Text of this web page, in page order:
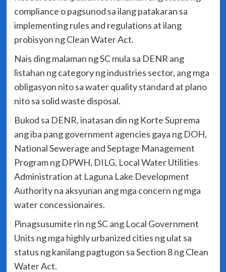
compliance o pagsunod sa ilang patakaran sa
implementing rules and regulations at ilang
probisyon ng Clean Water Act.
Nais ding malaman ng SC mula sa DENR ang
listahan ng category ng industries sector, ang mga
obligasyon nito sa water quality standard at plano
nito sa solid waste disposal.
Bukod sa DENR, inatasan din ng Korte Suprema
ang iba pang government agencies gaya ng DOH,
National Sewerage and Septage Management
Program ng DPWH, DILG, Local Water Utilities
Administration at Laguna Lake Development
Authority na aksyunan ang mga concern ng mga
water concessionaires.
Pinagsusumite rin ng SC ang Local Government
Units ng mga highly urbanized cities ng ulat sa
status ng kanilang pagtugon sa Section 8 ng Clean
Water Act.